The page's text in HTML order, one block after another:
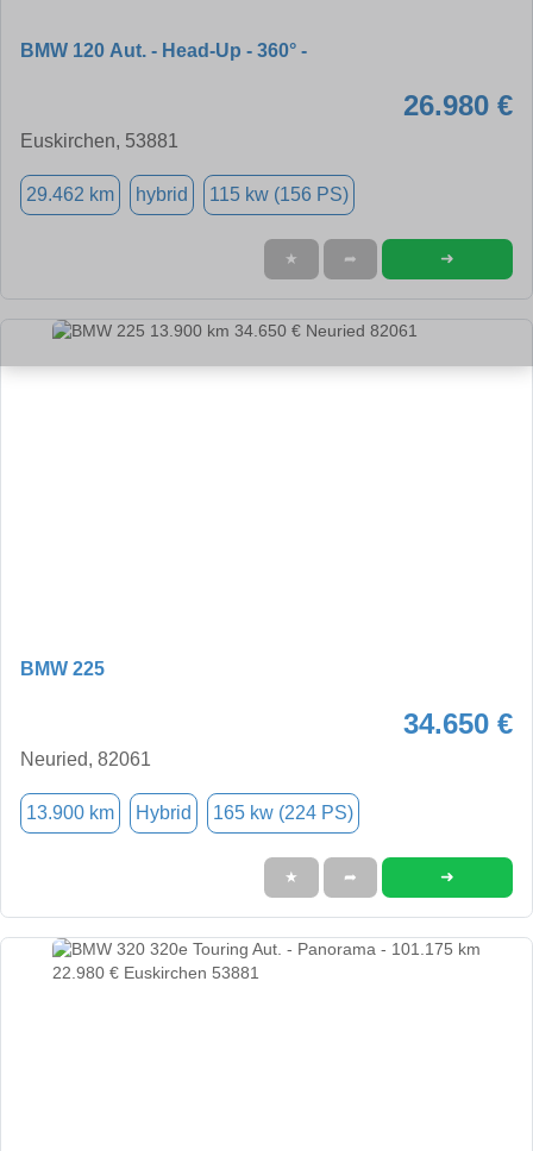
BMW 120 Aut. - Head-Up - 360° -
26.980 €
Euskirchen, 53881
29.462 km hybrid 115 kw (156 PS)
★ ➦ ➜
BMW 225
34.650 €
Neuried, 82061
13.900 km Hybrid 165 kw (224 PS)
★ ➦ ➜